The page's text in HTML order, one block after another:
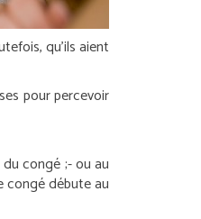
qu’ils aient
pour percevoir
congé ;- ou au
congé débute au